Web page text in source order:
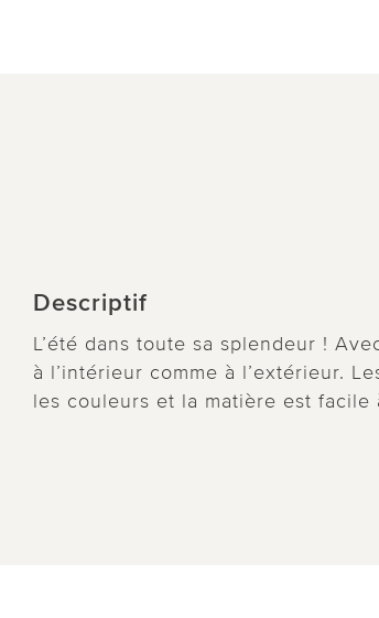
Descriptif
L’été dans toute sa splendeur !
à l’intérieur comme à l’extérieur.
les couleurs et la matière est facile